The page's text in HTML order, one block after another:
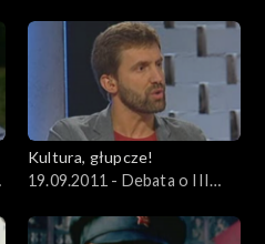
Kultura, głupcze!
19.09.2011 - Debata o III
Kobiet